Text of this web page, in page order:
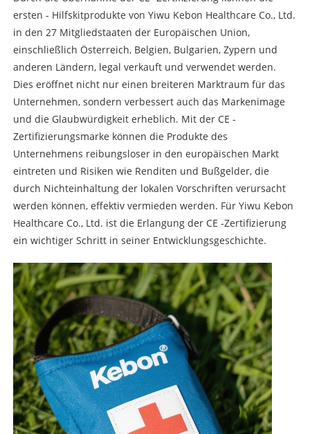
ersten - Hilfskitprodukte von Yiwu Kebon Healthcare Co., Ltd.
in den 27 Mitgliedstaaten der Europäischen Union,
einschließlich Österreich, Belgien, Bulgarien, Zypern und
anderen Ländern, legal verkauft und verwendet werden.
Dies eröffnet nicht nur einen breiteren Marktraum für das
Unternehmen, sondern verbessert auch das Markenimage
und die Glaubwürdigkeit erheblich. Mit der CE -
Zertifizierungsmarke können die Produkte des
Unternehmens reibungsloser in den europäischen Markt
eintreten und Risiken wie Renditen und Bußgelder, die
durch Nichteinhaltung der lokalen Vorschriften verursacht
werden können, effektiv vermieden werden. Für Yiwu Kebon
Healthcare Co., Ltd. ist die Erlangung der CE -Zertifizierung
ein wichtiger Schritt in seiner Entwicklungsgeschichte.